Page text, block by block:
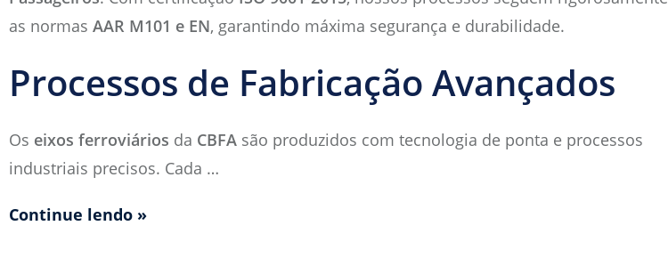
as normas AAR M101 e EN, garantindo máxima segurança e durabilidade.
Processos de Fabricação Avançados
Os eixos ferroviários da CBFA são produzidos com tecnologia de ponta e processos
industriais precisos. Cada …
Continue lendo »